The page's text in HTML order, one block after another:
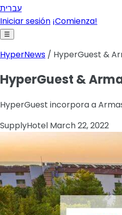
עברית
Iniciar sesión ¡Comienza!
☰
HyperNews / HyperGuest &
HyperGuest &
HyperGuest incorpora a
SupplyHotel March 22, 2022